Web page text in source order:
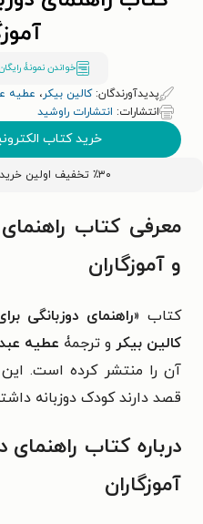
خواندن نمونۀ
پدیدآورندگان:کالین بیکر، عطیه
انتشارات: انتشارات راوشید
خرید کتاب
٪۳۰ تخفیف اولین خرید کتاب با کد
معرفی کتاب راهنمای
و آموزگاران
کتاب «راهنمای دوزبانگی
کالین بیکر و ترجمۀ عطیه
آن را منتشر کرده است.
قصد دارند کودک دوزبانه
درباره کتاب راهنمای
آموزگاران